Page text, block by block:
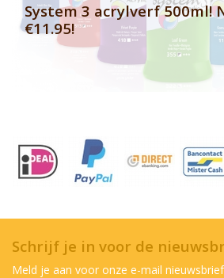
System 3 acrylverf 500ml! Nu slechts
€11.95!
Schrijf je in voor de
Meld je aan voor onze e-mail